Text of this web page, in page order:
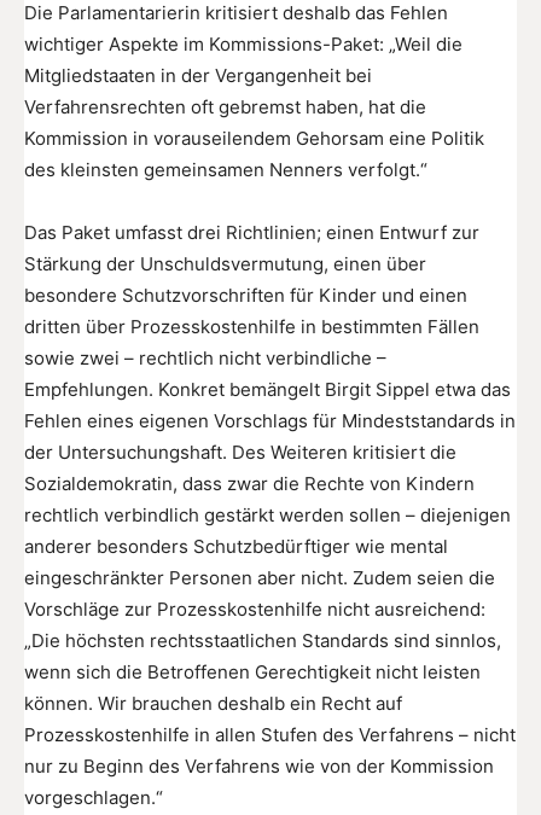
Die Parlamentarierin kritisiert deshalb das Fehlen
wichtiger Aspekte im Kommissions-Paket: „Weil die
Mitgliedstaaten in der Vergangenheit bei
Verfahrensrechten oft gebremst haben, hat die
Kommission in vorauseilendem Gehorsam eine Politik
des kleinsten gemeinsamen Nenners verfolgt.“
Das Paket umfasst drei Richtlinien; einen Entwurf zur
Stärkung der Unschuldsvermutung, einen über
besondere Schutzvorschriften für Kinder und einen
dritten über Prozesskostenhilfe in bestimmten Fällen
sowie zwei – rechtlich nicht verbindliche –
Empfehlungen. Konkret bemängelt Birgit Sippel etwa das
Fehlen eines eigenen Vorschlags für Mindeststandards in
der Untersuchungshaft. Des Weiteren kritisiert die
Sozialdemokratin, dass zwar die Rechte von Kindern
rechtlich verbindlich gestärkt werden sollen – diejenigen
anderer besonders Schutzbedürftiger wie mental
eingeschränkter Personen aber nicht. Zudem seien die
Vorschläge zur Prozesskostenhilfe nicht ausreichend:
„Die höchsten rechtsstaatlichen Standards sind sinnlos,
wenn sich die Betroffenen Gerechtigkeit nicht leisten
können. Wir brauchen deshalb ein Recht auf
Prozesskostenhilfe in allen Stufen des Verfahrens – nicht
nur zu Beginn des Verfahrens wie von der Kommission
vorgeschlagen.“